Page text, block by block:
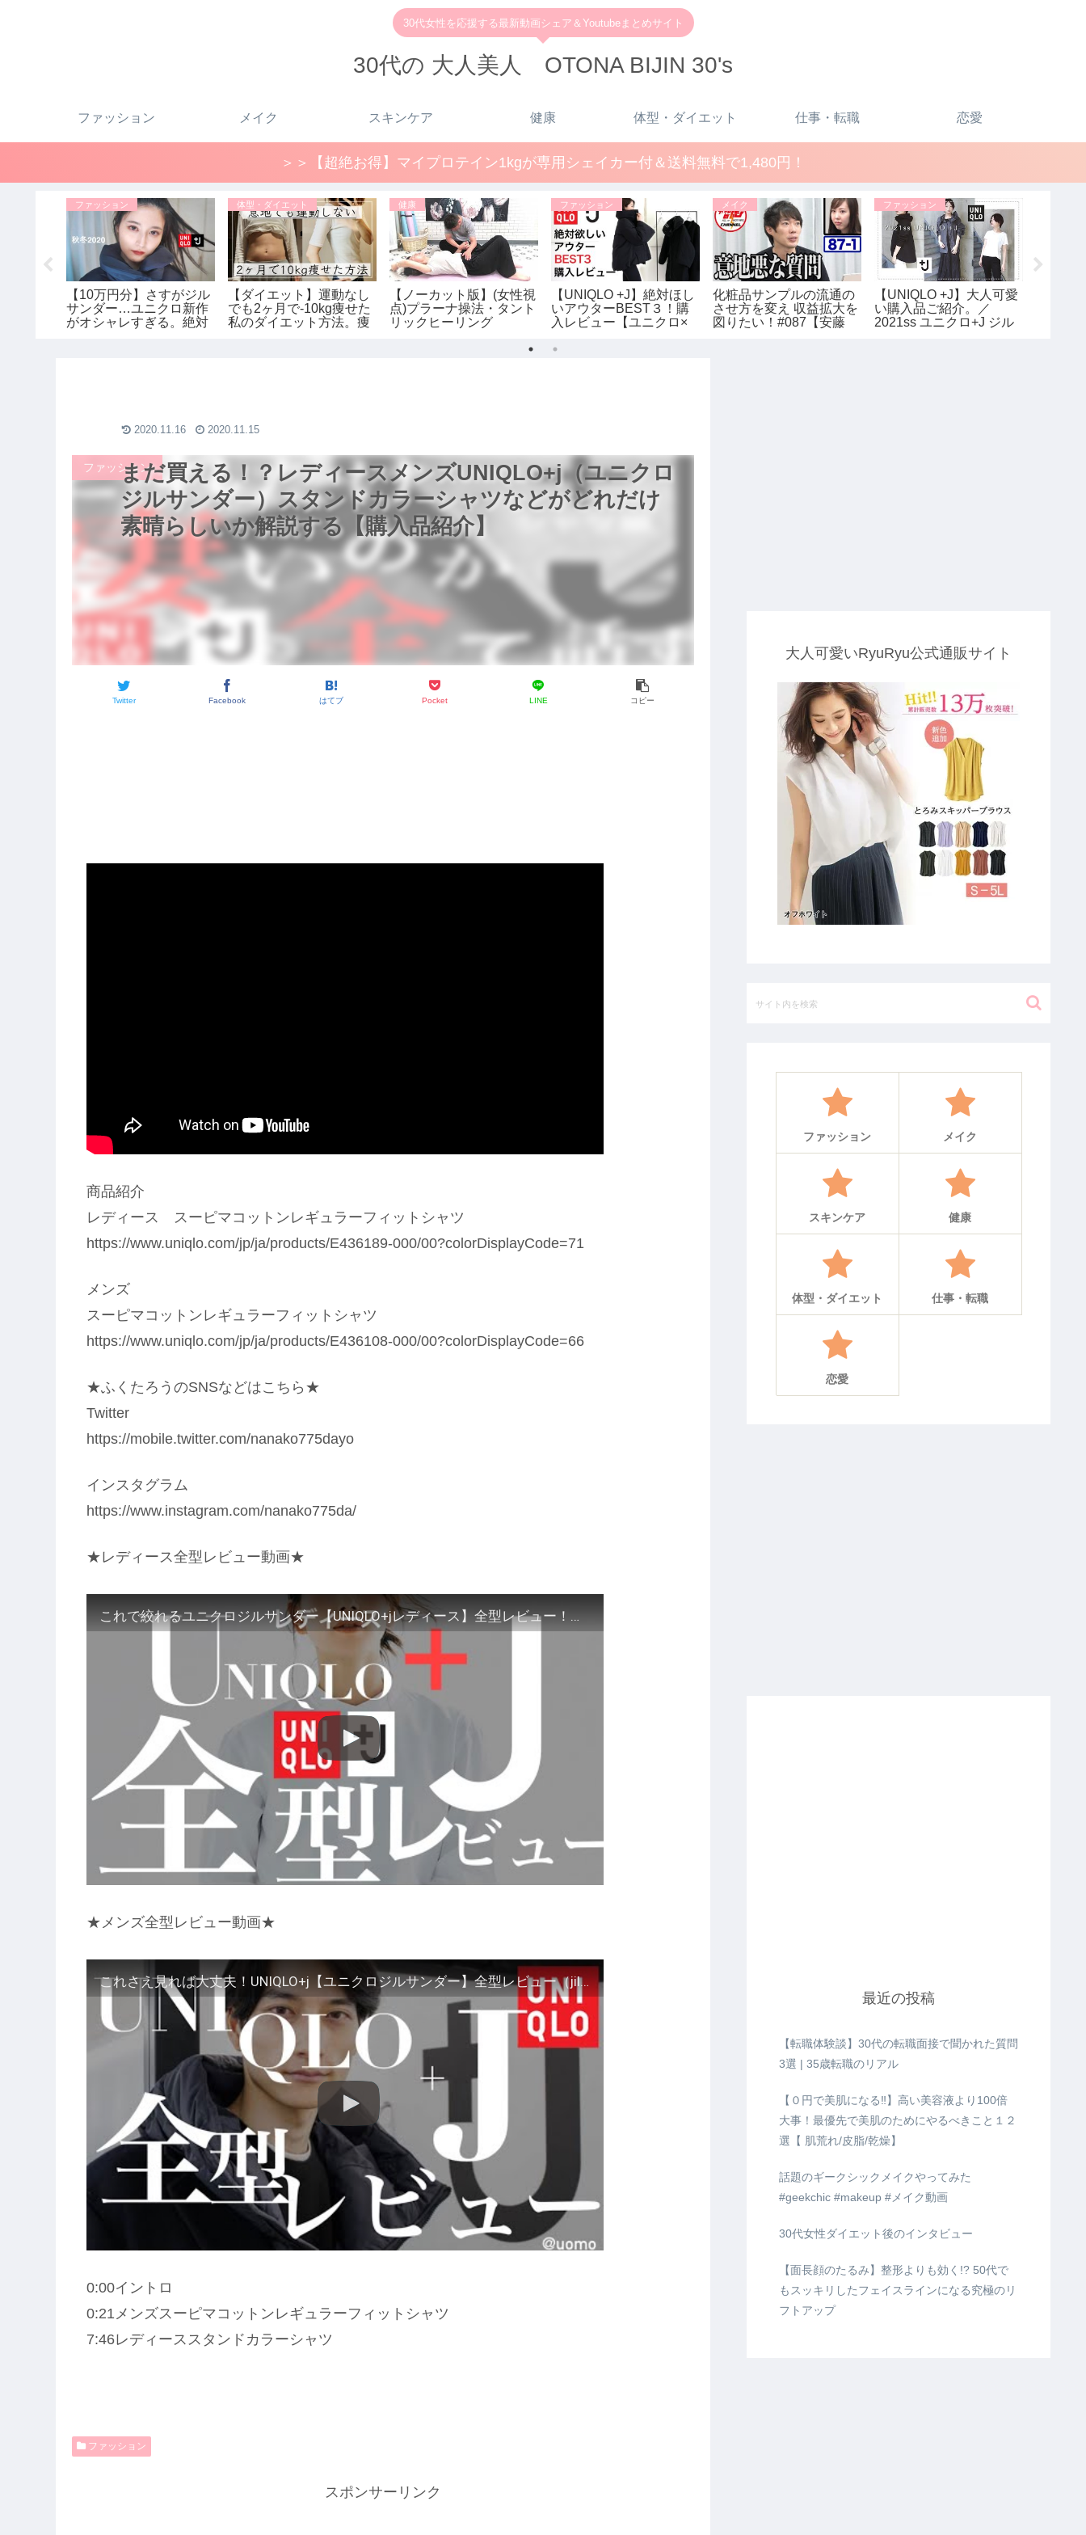
30代女性を応援する最新動画シェア＆Youtubeまとめサイト
30代の 大人美人 OTONA BIJIN 30's
ファッション メイク スキンケア 健康 体型・ダイエット 仕事・転職 恋愛
＞＞【超絶お得】マイプロテイン1kgが専用シェイカー付＆送料無料で1,480円！
ファッション
【10万円分】さすがジル
サンダー…ユニクロ新作
がオシャレすぎる。絶対
体型・ダイエット
【ダイエット】運動なし
でも2ヶ月で-10kg痩せた
私のダイエット方法。痩
健康
【ノーカット版】(女性視
点)プラーナ操法・タント
リックヒーリング
ファッション
【UNIQLO +J】絶対ほし
いアウターBEST３！購
入レビュー【ユニクロ×
ス
メイク
化粧品サンプルの流通の
させ方を変え 収益拡大を
図りたい！#087【安藤
ファッション
【UNIQLO +J】大人可愛
い購入品ご紹介。／
2021ss ユニクロ+J ジル
まだ買える！？レディースメンズUNIQLO+j（ユニクロ
ジルサンダー）スタンドカラーシャツなどがどれだけ
素晴らしいか解説する【購入品紹介】
ファッション
Twitter Facebook はてブ Pocket LINE コピー
2020.11.16 2020.11.15
商品紹介
レディース スーピマコットンレギュラーフィットシャツ
https://www.uniqlo.com/jp/ja/products/E436189-000/00?colorDisplayCode=71
メンズ
スーピマコットンレギュラーフィットシャツ
https://www.uniqlo.com/jp/ja/products/E436108-000/00?colorDisplayCode=66
★ふくたろうのSNSなどはこちら★
Twitter
https://mobile.twitter.com/nanako775dayo
インスタグラム
https://www.instagram.com/nanako775da/
★レディース全型レビュー動画★
これで絞れるユニクロジルサンダー【UNIQLO+jレディース】全型レビュー！！jilsanderおすすめ品はどれ？
★メンズ全型レビュー動画★
これさえ見れば大丈夫！UNIQLO+j【ユニクロジルサンダー】全型レビュー（jilsander）
0:00イントロ
0:21メンズスーピマコットンレギュラーフィットシャツ
7:46レディーススタンドカラーシャツ
ファッション
スポンサーリンク
大人可愛いRyuRyu公式通販サイト
ファッション メイク
スキンケア 健康
体型・ダイエット 仕事・転職
恋愛
最近の投稿
【転職体験談】30代の転職面接で聞かれた質問
3選 | 35歳転職のリアル
【０円で美肌になる‼️】高い美容液より100倍
大事！最優先で美肌のためにやるべきこと１２
選【 肌荒れ/皮脂/乾燥】
話題のギークシックメイクやってみた
#geekchic #makeup #メイク動画
30代女性ダイエット後のインタビュー
【面長顔のたるみ】整形よりも効く!? 50代で
もスッキリしたフェイスラインになる究極のリ
フトアップ